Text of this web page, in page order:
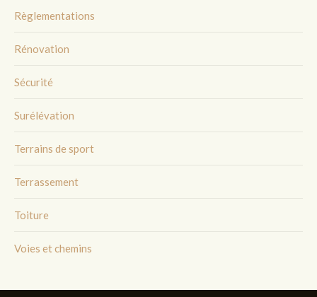
Règlementations
Rénovation
Sécurité
Surélévation
Terrains de sport
Terrassement
Toiture
Voies et chemins